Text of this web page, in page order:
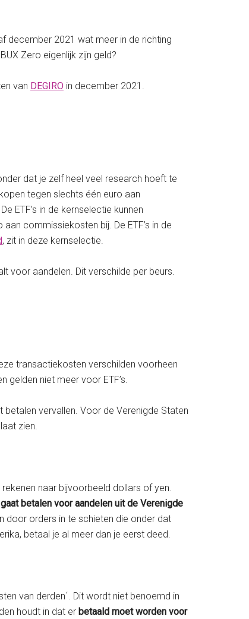
december 2021 wat meer in de richting
Zero eigenlijk zijn geld?
van DEGIRO in december 2021.
dat je zelf heel veel research hoeft te
tegen slechts één euro aan
ETF’s in de kernselectie kunnen
commissiekosten bij. De ETF’s in de
, zit in deze kernselectie.
voor aandelen. Dit verschilde per beurs.
transactiekosten verschilden voorheen
gelden niet meer voor ETF’s.
vervallen. Voor de Verenigde Staten
zien.
naar bijvoorbeeld dollars of yen.
betalen voor aandelen uit de Verenigde
door orders in te schieten die onder dat
betaal je al meer dan je eerst deed.
van derden´. Dit wordt niet benoemd in
houdt in dat er betaald moet worden voor